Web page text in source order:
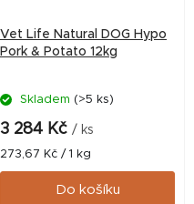
Vet Life Natural DOG Hypo
Pork & Potato 12kg
Skladem (>5 ks)
3 284 Kč / ks
Měrná
cena:
273,67 Kč / 1 kg
Do košíku